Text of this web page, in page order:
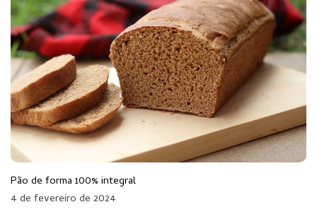
Pão de forma 100% integral
4 de fevereiro de 2024